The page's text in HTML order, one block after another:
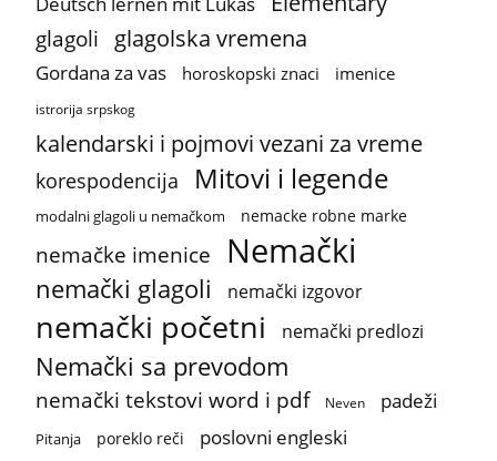
glagoli glagolska vremena
Gordana za vas horoskopski znaci imenice
istrorija srpskog
kalendarski i pojmovi vezani za vreme
korespodencija Mitovi i legende
modalni glagoli u nemačkom nemacke robne marke
nemačke imenice Nemački
nemački glagoli nemački izgovor
nemački početni nemački predlozi
Nemački sa prevodom
nemački tekstovi word i pdf Neven padeži
Pitanja poreklo reči poslovni engleski